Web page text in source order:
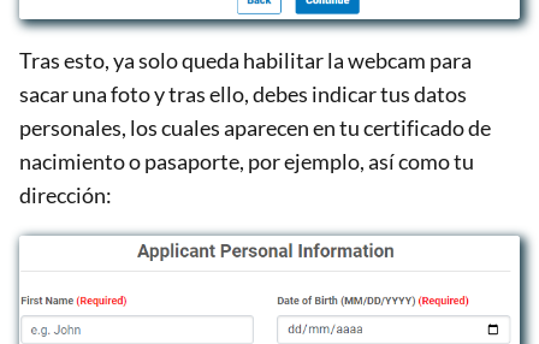
Tras esto, ya solo queda habilitar la webcam para
sacar una foto y tras ello, debes indicar tus datos
personales, los cuales aparecen en tu certificado de
nacimiento o pasaporte, por ejemplo, así como tu
dirección: